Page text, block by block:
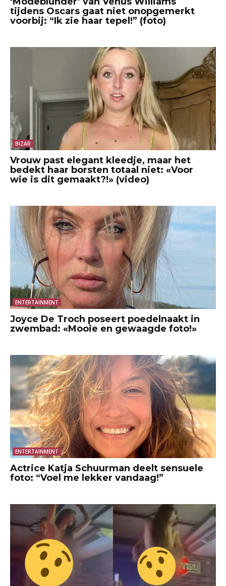
tijdens Oscars gaat niet onopgemerkt
voorbij: “Ik zie haar tepel!” (foto)
BIZAR
Vrouw past elegant kleedje, maar het
bedekt haar borsten totaal niet: «Voor
wie is dit gemaakt?!» (video)
ENTERTAINMENT
Joyce De Troch poseert poedelnaakt in
zwembad: «Mooie en gewaagde foto!»
ENTERTAINMENT
Actrice Katja Schuurman deelt sensuele
foto: “Voel me lekker vandaag!”